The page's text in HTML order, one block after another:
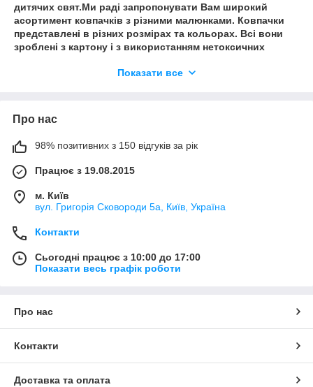
дитячих свят.Ми раді запропонувати Вам широкий
асортимент ковпачків з різними малюнками. Ковпачки
представлені в різних розмірах та кольорах. Всі вони
зроблені з картону і з використанням нетоксичних
широкий асортимент та висока якість товарів, а також
Показати все
Про нас
98% позитивних з 150 відгуків за рік
Працює з 19.08.2015
м. Київ
вул. Григорія Сковороди 5а, Київ, Україна
Контакти
Сьогодні працює з 10:00 до 17:00
Показати весь графік роботи
Про нас
Контакти
Доставка та оплата